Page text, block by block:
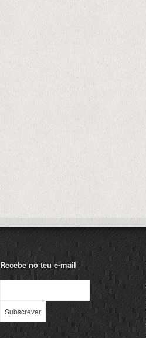
Recebe no teu e-mail